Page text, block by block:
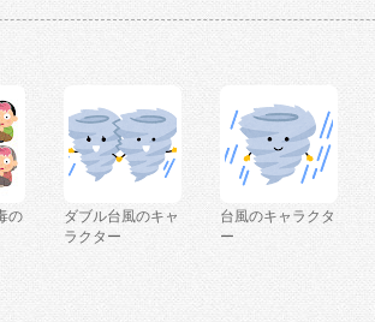
の
ダブル台風のキャ
ラクター
台風のキャラクタ
ー